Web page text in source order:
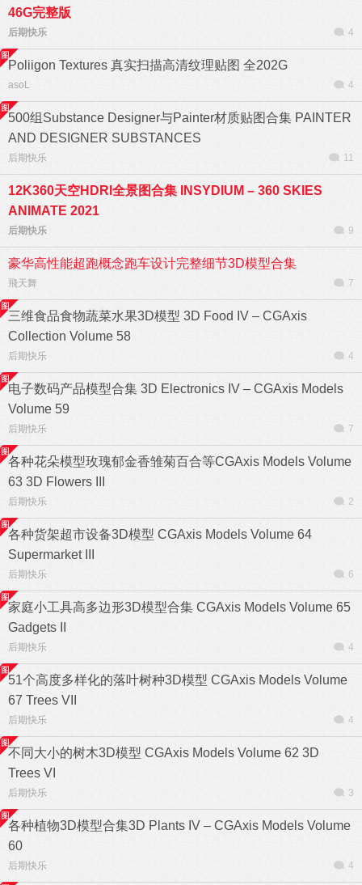
46G完整版
后期快乐 4
Poliigon Textures 真实扫描高清纹理贴图 全202G
asoL 4
500组Substance Designer与Painter材质贴图合集 PAINTER
AND DESIGNER SUBSTANCES
后期快乐 11
12K360天空HDRI全景图合集 INSYDIUM – 360 SKIES
ANIMATE 2021
后期快乐 9
豪华高性能超跑概念跑车设计完整细节3D模型合集
飛天舞 7
三维食品食物蔬菜水果3D模型 3D Food IV – CGAxis
Collection Volume 58
后期快乐 4
电子数码产品模型合集 3D Electronics IV – CGAxis Models
Volume 59
后期快乐 7
各种花朵模型玫瑰郁金香雏菊百合等CGAxis Models Volume
63 3D Flowers III
后期快乐 2
各种货架超市设备3D模型 CGAxis Models Volume 64
Supermarket III
后期快乐 6
家庭小工具高多边形3D模型合集 CGAxis Models Volume 65
Gadgets II
后期快乐 4
51个高度多样化的落叶树种3D模型 CGAxis Models Volume
67 Trees VII
后期快乐 4
不同大小的树木3D模型 CGAxis Models Volume 62 3D
Trees VI
后期快乐 3
各种植物3D模型合集3D Plants IV – CGAxis Models Volume
60
后期快乐 4